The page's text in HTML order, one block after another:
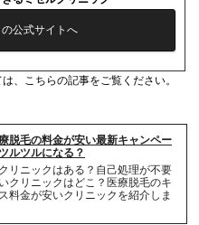
公式サイトへ
、こちらの記事をご覧ください。
脱毛の料金が安い最新キャンペー
ルツルになる？
リニックはある？自己処理が不要
クリニックはどこ？医療脱毛のキ
料金が安いクリニックを紹介しま